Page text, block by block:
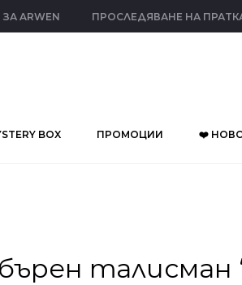
ЗА ARWEN ПРОСЛЕДЯВАНЕ НА
BOX ПРОМОЦИИ ❤️
талисман